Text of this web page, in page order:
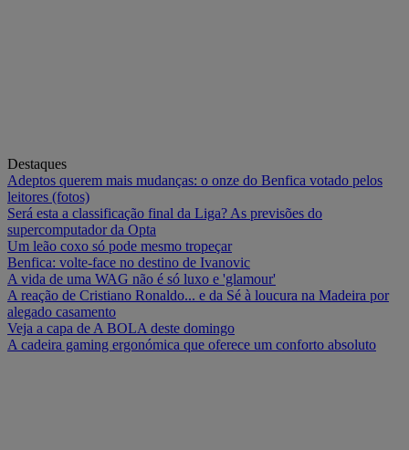
Destaques
Adeptos querem mais mudanças: o onze do Benfica votado pelos
leitores (fotos)
Será esta a classificação final da Liga? As previsões do
supercomputador da Opta
Um leão coxo só pode mesmo tropeçar
Benfica: volte-face no destino de Ivanovic
A vida de uma WAG não é só luxo e 'glamour'
A reação de Cristiano Ronaldo... e da Sé à loucura na Madeira por
alegado casamento
Veja a capa de A BOLA deste domingo
A cadeira gaming ergonómica que oferece um conforto absoluto